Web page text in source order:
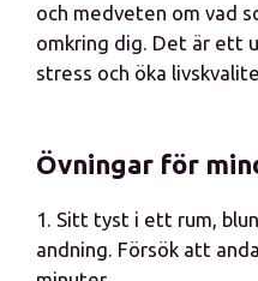
och medveten om vad
omkring dig. Det är ett
stress och öka
Övningar för
1. Sitt tyst i ett rum,
andning. Försök att